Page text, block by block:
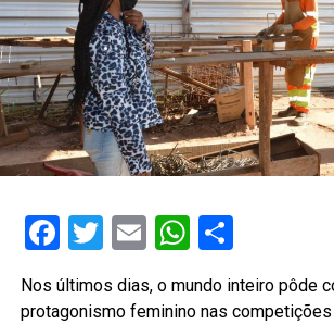
Facebook
Twitter
EmailWhatsApp
Share
Nos últimos dias, o mundo inteiro pôde
protagonismo feminino nas